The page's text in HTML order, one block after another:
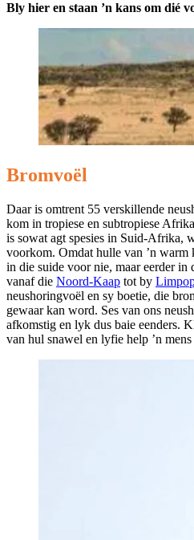
Bly hier en staan ’n kans om dié
Bromvoël
Daar is omtrent 55 verskillende
kom in tropiese en subtropiese
is sowat agt spesies in Suid-Afrika,
voorkom. Omdat hulle van ’n
in die suide voor nie, maar eerder
vanaf die Noord-Kaap tot by
neushoringvoël en sy boetie, die
gewaar kan word. Ses van ons
afkomstig en lyk dus baie eenders.
van hul snawel en lyfie help ’n